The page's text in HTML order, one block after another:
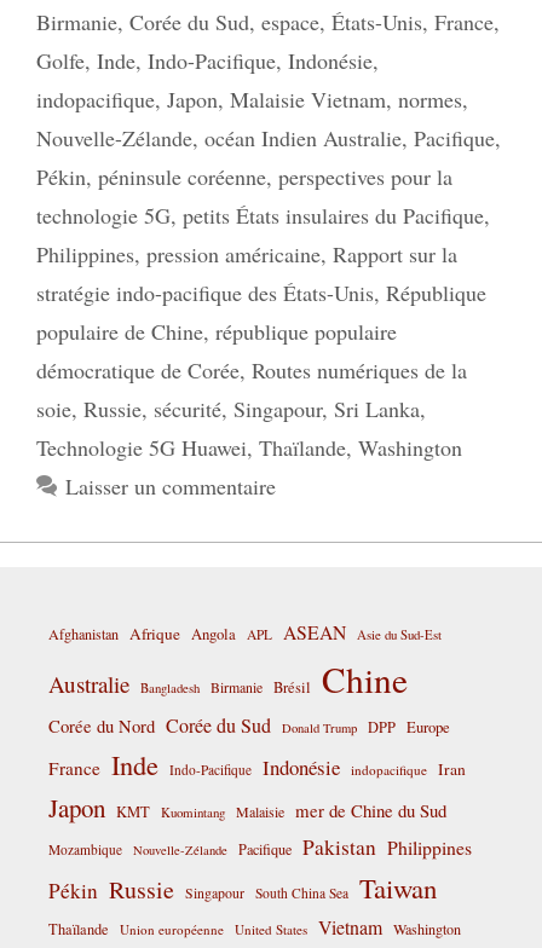
Birmanie, Corée du Sud, espace, États-Unis, France,
Golfe, Inde, Indo-Pacifique, Indonésie,
indopacifique, Japon, Malaisie Vietnam, normes,
Nouvelle-Zélande, océan Indien Australie, Pacifique,
Pékin, péninsule coréenne, perspectives pour la
technologie 5G, petits États insulaires du Pacifique,
Philippines, pression américaine, Rapport sur la
stratégie indo-pacifique des États-Unis, République
populaire de Chine, république populaire
démocratique de Corée, Routes numériques de la
soie, Russie, sécurité, Singapour, Sri Lanka,
Technologie 5G Huawei, Thaïlande, Washington
Laisser un commentaire
Afghanistan Afrique Angola APL ASEAN Asie du Sud-Est
Australie Bangladesh Birmanie Brésil Chine
Corée du Nord Corée du Sud Donald Trump DPP Europe
France Inde Indo-Pacifique Indonésie indopacifique Iran
Japon KMT Kuomintang Malaisie mer de Chine du Sud
Mozambique Nouvelle-Zélande Pacifique Pakistan Philippines
Pékin Russie Singapour South China Sea Taiwan
Thaïlande Union européenne United States Vietnam Washington